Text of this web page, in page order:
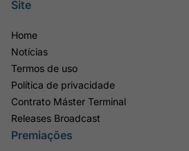
Site
Home
Notícias
Termos de uso
Política de privacidade
Contrato Máster Terminal
Releases Broadcast
Premiações